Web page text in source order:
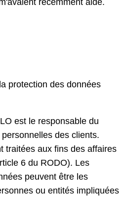
récemment aidé.
protection des données
est le responsable du
des clients.
traitées aux fins des affaires
6 du RODO). Les
peuvent être les
ou entités impliquées